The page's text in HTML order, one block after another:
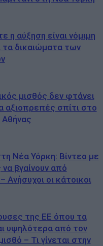
η αύξηση είναι νόμιμη
τα δικαιώματα των
μισθός δεν φτάνει
αξιοπρεπές σπίτι στο
Νέα Υόρκη: Βίντεο με
βγαίνουν από
Ανήσυχοι οι κάτοικοι
της ΕΕ όπου τα
υψηλότερα από τον
– Τι γίνεται στην